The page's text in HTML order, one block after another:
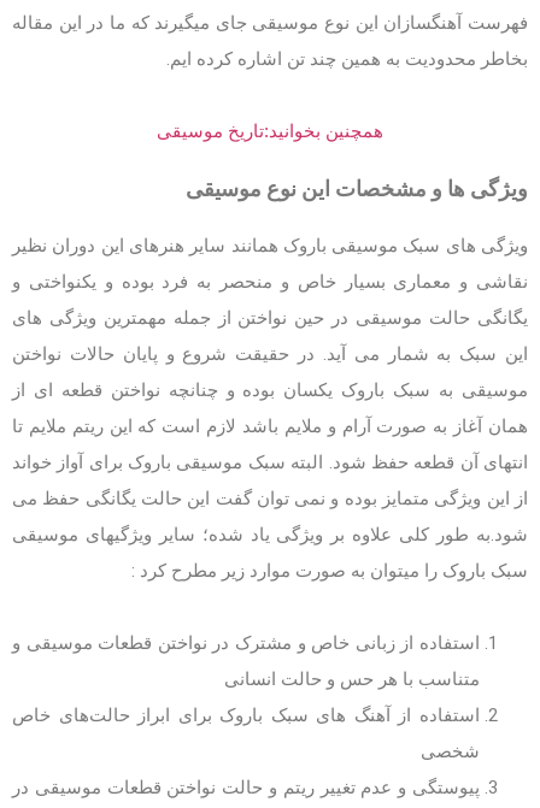
فهرست آهنگسازان این نوع موسیقی جای میگیرند که ما در این مقاله
بخاطر محدودیت به همین چند تن اشاره کرده ایم.
همچنین بخوانید:تاریخ موسیقی
ویژگی ها و مشخصات این نوع موسیقی
ویژگی های سبک موسیقی باروک همانند سایر هنرهای این دوران نظیر
نقاشی و معماری بسیار خاص و منحصر به فرد بوده و یکنواختی و
یگانگی حالت موسیقی در حین نواختن از جمله مهمترین ویژگی های
این سبک به شمار می آید. در حقیقت شروع و پایان حالات نواختن
موسیقی به سبک باروک یکسان بوده و چنانچه نواختن قطعه ای از
همان آغاز به صورت آرام و ملایم باشد لازم است که این ریتم ملایم تا
انتهای آن قطعه حفظ شود. البته سبک موسیقی باروک برای آواز خواند
از این ویژگی متمایز بوده و نمی توان گفت این حالت یگانگی حفظ می
شود.به طور کلی علاوه بر ویژگی یاد شده؛ سایر ویژگیهای موسیقی
سبک باروک را میتوان به صورت موارد زیر مطرح کرد :
استفاده از زبانی خاص و مشترک در نواختن قطعات موسیقی و
متناسب با هر حس و حالت انسانی
استفاده از آهنگ های سبک باروک برای ابراز حالت‌های خاص
شخصی
پیوستگی و عدم تغییر ریتم و حالت نواختن قطعات موسیقی در